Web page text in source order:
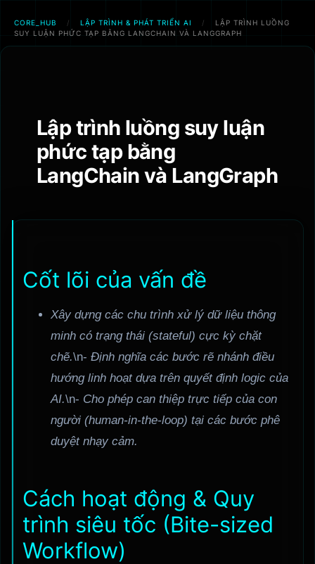
CORE_HUB / LẬP TRÌNH & PHÁT TRIỂN AI /
LẬP TRÌNH LUỒNG
SUY LUẬN PHỨC TẠP BẰNG LANGCHAIN VÀ LANGGRAPH
Chuyển
Lập trình luồng suy luận
phức tạp bằng
LangChain và LangGraph
Cốt lõi của vấn đề
Xây dựng các chu trình xử lý dữ liệu thông
minh có trạng thái (stateful) cực kỳ chặt
chẽ.\n- Định nghĩa các bước rẽ nhánh điều
hướng linh hoạt dựa trên quyết định logic của
AI.\n- Cho phép can thiệp trực tiếp của con
người (human-in-the-loop) tại các bước phê
duyệt nhạy cảm.
Cách hoạt động & Quy
trình siêu tốc (Bite-sized
Workflow)